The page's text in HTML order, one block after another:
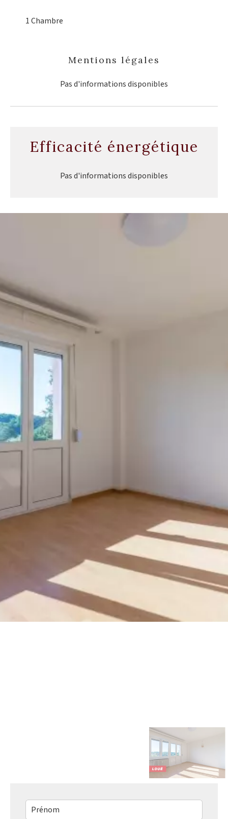
1 Chambre
Mentions légales
Pas d'informations disponibles
Efficacité énergétique
Pas d'informations disponibles